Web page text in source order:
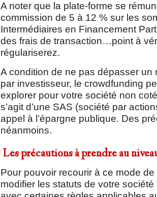
A noter que la plate-forme se
commission de 5 à 12 % sur les
Intermédiaires en Financement
des frais de transaction…point à
régulariserez.
A condition de ne pas dépasser un
par investisseur, le crowdfunding
explorer pour votre société non
s’agit d’une SAS (société par
appel à l’épargne publique. Des
néanmoins.
Les précautions à prendre au
Pour pouvoir recourir à ce mode
modifier les statuts de votre